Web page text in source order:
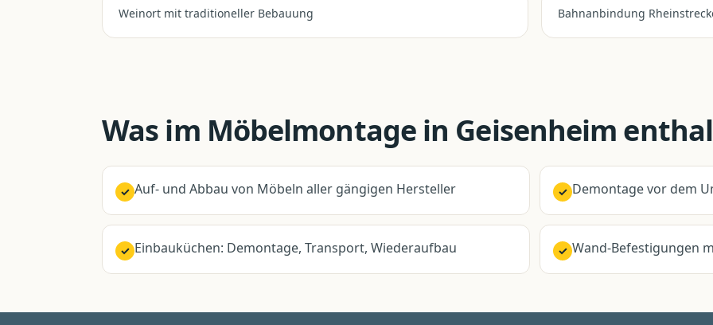
Weinort mit traditioneller Bebauung Bahnanbindung
Was im Möbelmontagein Geisenheim
✓ Auf- und Abbau von Möbeln aller gängigen Hersteller ✓ Demontage vor dem
✓ Einbauküchen: Demontage, Transport, Wiederaufbau ✓ Wand-Befestigungen